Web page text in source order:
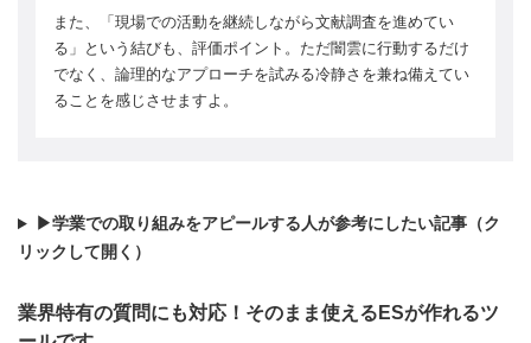
また、「現場での活動を継続しながら文献調査を進めてい
る」という結びも、評価ポイント。ただ闇雲に行動するだけ
でなく、論理的なアプローチを試みる冷静さを兼ね備えてい
ることを感じさせますよ。
▶学業での取り組みをアピールする人が参考にしたい記事（ク
リックして開く）
業界特有の質問にも対応！そのまま使えるESが作れるツ